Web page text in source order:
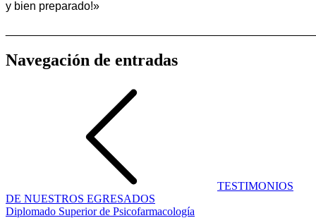
y bien preparado!»
Navegación de entradas
TESTIMONIOS
DE NUESTROS EGRESADOS
Diplomado Superior de Psicofarmacología